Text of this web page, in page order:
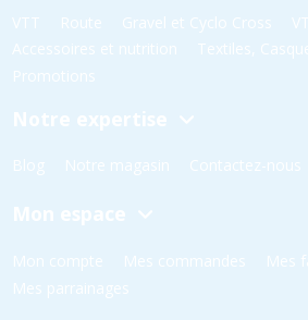
VTT Route Gravel et Cyclo Cross
Accessoires et nutrition
Textiles,
Promotions
Notre expertise
Blog Notre magasin Contactez-nous
Mon espace
Mon compte Mes commandes Mes
Mes parrainages